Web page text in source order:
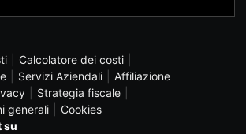
Calcolatore dei costi
Servizi Aziendali
Affiliazione
Strategia fiscale
generali
Cookies
su